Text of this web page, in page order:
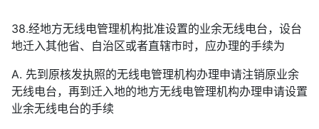
38.经地方无线电管理机构批准设置的业余无线电台，设台
地迁入其他省、自治区或者直辖市时，应办理的手续为
A. 先到原核发执照的无线电管理机构办理申请注销原业余
无线电台，再到迁入地的地方无线电管理机构办理申请设置
业余无线电台的手续